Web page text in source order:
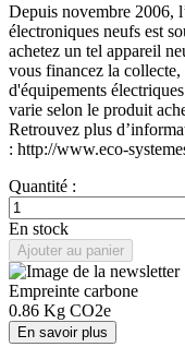
Depuis novembre 2006,
électroniques neufs est
achetez un tel appareil
vous financez la collecte,
d'équipements
varie selon le produit
Retrouvez plus
: http://www.eco-
Quantité :
En stock
Ajouter au panier
Empreinte carbone
0.86 Kg CO2e
En savoir plus